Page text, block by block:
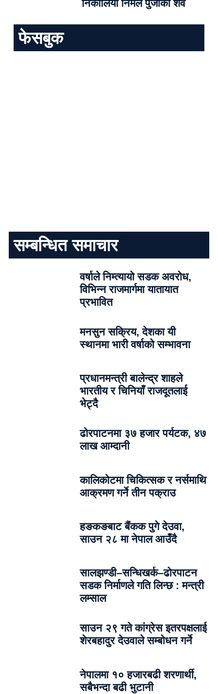
निकालियो निर्मल पुर्जाको शव
फेसबुक
सम्बन्धित समाचार
वर्षाले निम्त्यायो सडक अवरोध,
विभिन्न राजमार्गमा यातायात
प्रभावित
मनसुन सक्रिय, देशका यी
स्थानमा भारी वर्षाको सम्भावना
प्रधानमन्त्री बालेन्द्र शाहले
भारतीय र चिनियाँ राजदूतलाई
भेट्दै
ढोरपाटनमा ३७ हजार पर्यटक, ४७
लाख आम्दानी
कालिकोटमा चिकित्सक र नर्समाथि
आक्रमण गर्ने तीन पक्राउ
हङकङबाट बैंकक पुगे देउवा,
साउन २८ मा नेपाल आउँदै
सालझण्डी–सन्धिखर्क–ढोरपाटन
सडक निर्माणले गति लिन्छ : मन्त्री
लम्साल
साउन २९ गते कांग्रेस इतरपक्षलाई
शेरबहादुर देउवाले सम्बोधन गर्ने
नेपालमा १० हजारबढी शरणार्थी,
सबैभन्दा बढी भुटानी